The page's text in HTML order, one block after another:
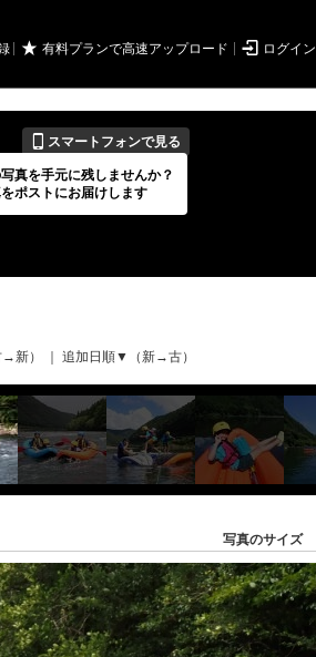
★ 有料プランで高速アップロード  ログイン
📱 スマートフォンで見る
ントの期間
---
新） 追加日順▼（新→古）
写真のサイズ
真を手元に残しませんか？
ポストにお届けします